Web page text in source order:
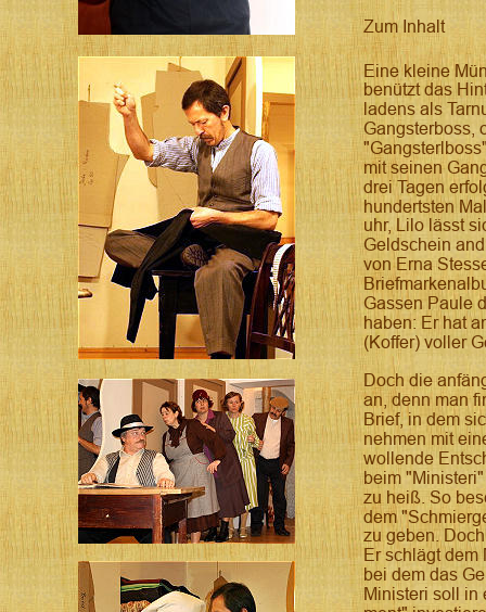
Zum Inhalt
Eine kleine
benützt das
ladens als
Gangsterboss,
mit seinen
drei Tagen
hundertsten
uhr, Lilo lässt
Geldschein
von Erna
Gassen Paule
haben: Er hat
(Koffer) voller
Doch die
an, denn man
Brief, in dem
nehmen mit
wollende
beim
zu heiß. So
dem
zu geben.
Er schlägt
bei dem das
Ministeri soll in